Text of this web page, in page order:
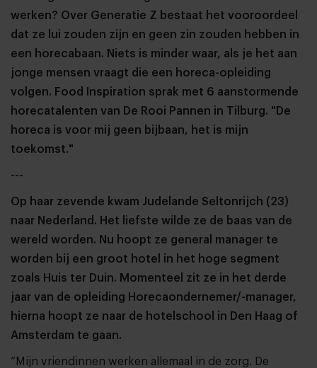
werken? Over Generatie Z bestaat het vooroordeel
dat ze lui zouden zijn en geen zin zouden hebben in
een horecabaan. Niets is minder waar, als je het aan
jonge mensen vraagt die een horeca-opleiding
volgen. Food Inspiration sprak met 6 aanstormende
horecatalenten van De Rooi Pannen in Tilburg. "De
horeca is voor mij geen bijbaan, het is mijn
toekomst."
---
Op haar zevende kwam Judelande Seltonrijch (23)
naar Nederland. Het liefste wilde ze de baas van de
wereld worden. Nu hoopt ze general manager te
worden bij een groot hotel in het hoge segment
zoals Huis ter Duin. Momenteel zit ze in het derde
jaar van de opleiding Horecaondernemer/-manager,
hierna hoopt ze naar de hotelschool in Den Haag of
Amsterdam te gaan.
“Mijn vriendinnen werken allemaal in de zorg. De